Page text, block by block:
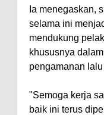
Ia menegaskan,
selama ini
mendukung
khususnya
pengamanan
"Semoga kerja
baik ini terus